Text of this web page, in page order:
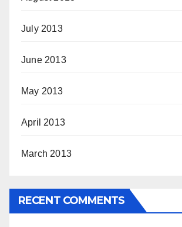
July 2013
June 2013
May 2013
April 2013
March 2013
RECENT COMMENTS